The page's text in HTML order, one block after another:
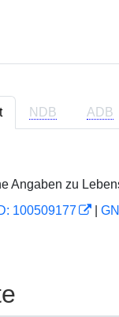
NDB ADB
Angaben zu
100509177